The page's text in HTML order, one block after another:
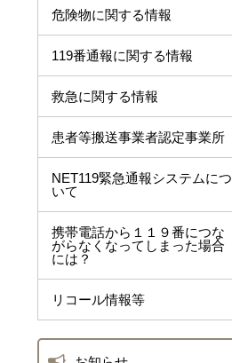
危険物に関する情報
119番通報に関する情報
救急に関する情報
患者等搬送事業者認定事業所
NET119緊急通報システムにつ
いて
携帯電話から１１９番につな
がらなくなってしまった場合
には？
リコール情報等